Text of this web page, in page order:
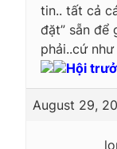
tin.. tất cả
đặt” sẵn để
phải..cứ
Hội
August 29,